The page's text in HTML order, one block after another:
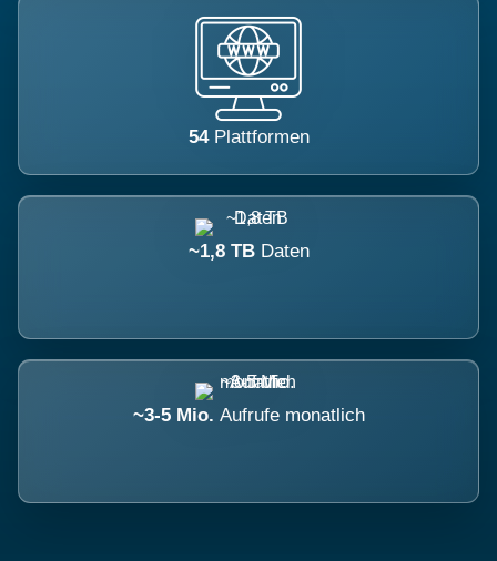
54 Plattformen
~1,8 TB Daten
~3-5 Mio. Aufrufe monatlich